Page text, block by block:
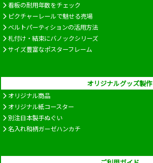
看板の耐用年数をチェック
ピクチャーレールで魅せる売場
ベルトパーティションの活用方法
札付け・結束にバノックシリーズ
サイズ豊富なポスターフレーム
オリジナルグッズ製作
オリジナル商品
オリジナル紙コースター
別注日本製手ぬぐい
名入れ和柄ガーゼハンカチ